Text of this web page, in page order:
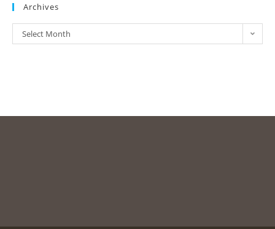
Archives
Select Month